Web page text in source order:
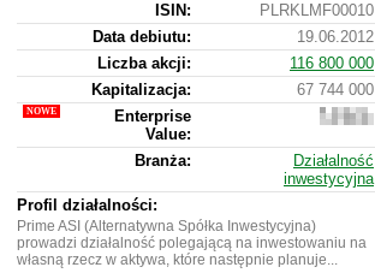
ISIN:
PLRKLMF00010
Data debiutu:
19.06.2012
Liczba akcji:
116 800 000
Kapitalizacja:
67 744 000
Enterprise
Value:
000
Branża:
Działalność
inwestycyjna
Profil działalności:
Prime ASI (Alternatywna Spółka Inwestycyjna)
prowadzi działalność polegającą na inwestowaniu na
własną rzecz w aktywa, które następnie planuje...